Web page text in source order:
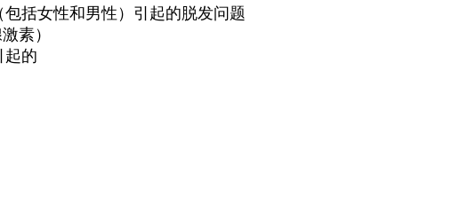
括女性和男性）引起的脱发问题
素）
的